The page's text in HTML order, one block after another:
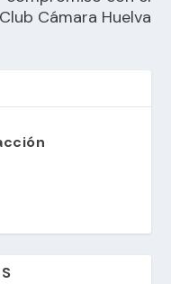
Club Cámara Huelva